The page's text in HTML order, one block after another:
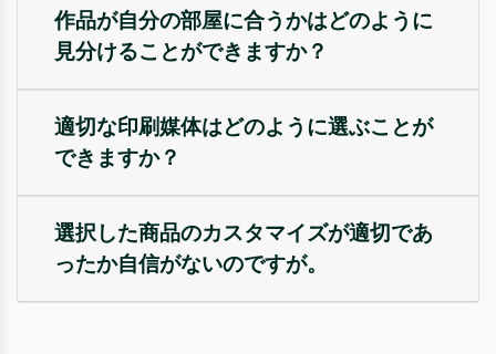
作品が自分の部屋に合うかはどのように
見分けることができますか？
適切な印刷媒体はどのように選ぶことが
できますか？
選択した商品のカスタマイズが適切であ
ったか自信がないのですが。